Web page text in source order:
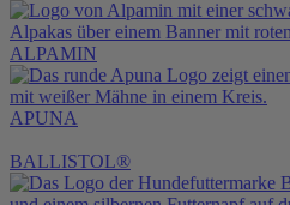
ALPAMIN
APUNA
BALLISTOL®